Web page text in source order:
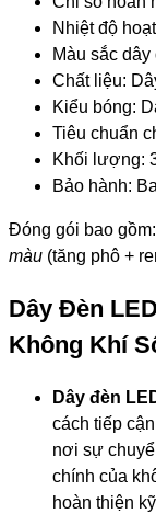
Nhiệt độ
Màu sắc
Chất liệu:
Kiểu bóng:
Tiêu chuẩn
Khối lượng:
Bảo hành:
Đóng gói bao
màu (tăng phô +
Dây Đèn
Không Khí
Dây đèn
cách tiếp
nơi sự
chính của
hoàn thiện